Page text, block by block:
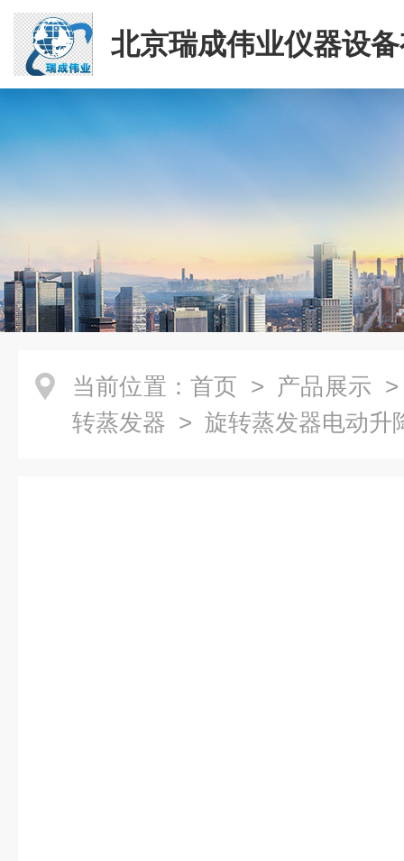
北京瑞成伟业仪器设
司
当前位置： 首页 > 产品展示
转蒸发器 > 旋转蒸发器电动升